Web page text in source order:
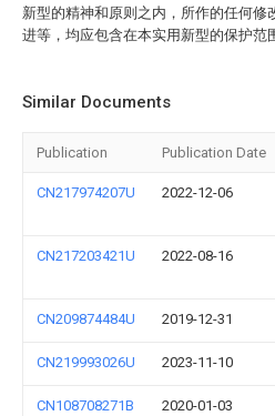
新型的精神和原则之内，所作的任何修
进等，均应包含在本实用新型的保护范
Similar Documents
Publication Publication Date
CN217974207U 2022-12-06
CN217203421U 2022-08-16
CN209874484U 2019-12-31
CN219993026U 2023-11-10
CN108708271B 2020-01-03